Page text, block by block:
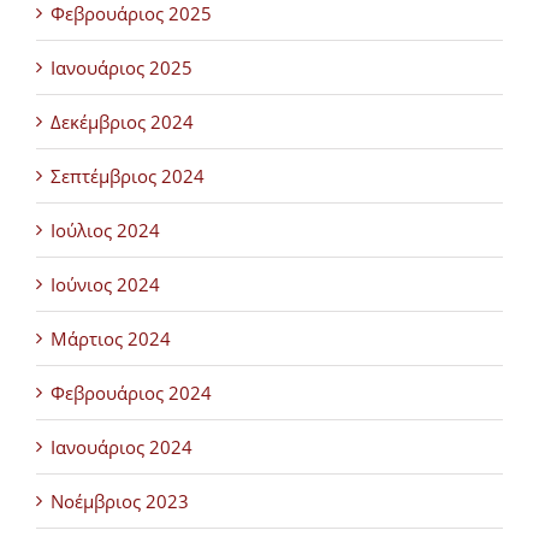
Φεβρουάριος 2025
Ιανουάριος 2025
Δεκέμβριος 2024
Σεπτέμβριος 2024
Ιούλιος 2024
Ιούνιος 2024
Μάρτιος 2024
Φεβρουάριος 2024
Ιανουάριος 2024
Νοέμβριος 2023